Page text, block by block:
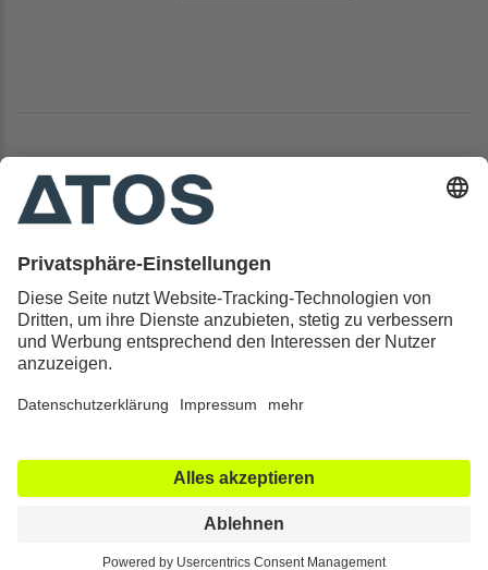
Kontakt & Rechtliches
Alle ATOS Kliniken